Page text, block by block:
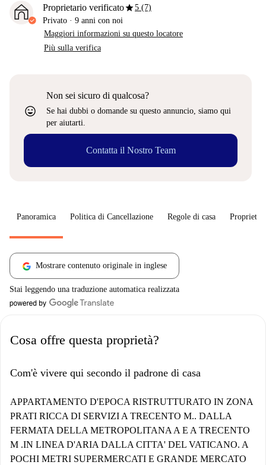
Proprietario verificatostar5 (7)
Privato · 9 anni con noi
Maggiori informazioni su questo locatore
Più sulla verifica
sentiment_very_satisfied
Non sei sicuro di qualcosa?
Se hai dubbi o domande su questo annuncio, siamo qui
per aiutarti.
Contatta il Nostro Team
Panoramica Politica di Cancellazione Regole di casa
Mostrare contenuto originale in inglese
Stai leggendo una traduzione automatica realizzata
Cosa offre questa proprietà?
Com'è vivere qui secondo il padrone di casa
APPARTAMENTO D'EPOCA RISTRUTTURATO IN ZONA
PRATI RICCA DI SERVIZI A TRECENTO M.. DALLA
FERMATA DELLA METROPOLITANA A E A TRECENTO
M .IN LINEA D'ARIA DALLA CITTA' DEL VATICANO. A
POCHI METRI SUPERMERCATI E GRANDE MERCATO